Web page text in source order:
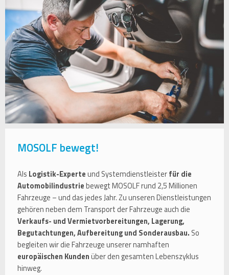
MOSOLF bewegt!
Als Logistik-Experteund Systemdienstleisterfür die
Automobilindustriebewegt MOSOLF rund 2,5 Millionen
Fahrzeuge – und das jedes Jahr. Zu unseren Dienstleistungen
gehören neben dem Transport der Fahrzeuge auch die
Verkaufs- und Vermietvorbereitungen, Lagerung,
Begutachtungen, Aufbereitung und Sonderausbau. So
begleiten wir die Fahrzeuge unserer namhaften
europäischen Kundenüber den gesamten Lebenszyklus
hinweg.